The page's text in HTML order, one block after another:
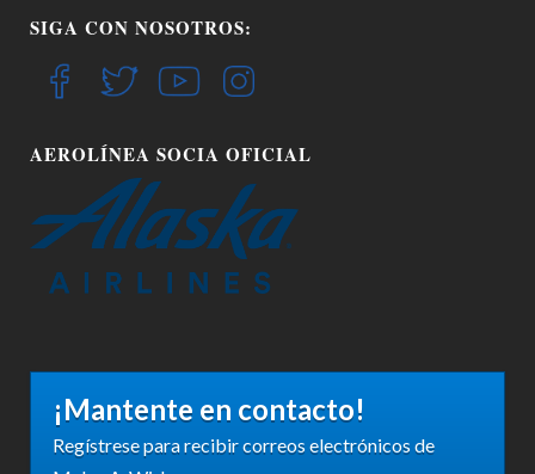
SIGA CON NOSOTROS:
AEROLÍNEA SOCIA OFICIAL
¡Mantente en contacto!
Regístrese para recibir correos electrónicos de